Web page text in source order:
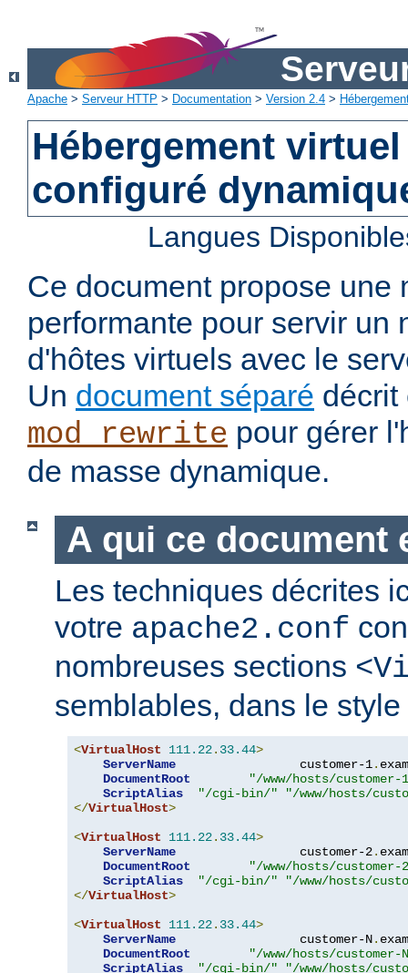
Apache > Serveur HTTP > Documentation > Version 2.4 >
Hébergement
configuré
Langues
Ce document propose une
performante pour servir un
d'hôtes virtuels avec le
Un document séparé décrit
mod_rewrite pour gérer
de masse dynamique.
A qui ce document
Les techniques décrites
votre apache2.conf
nombreuses sections
semblables, dans le style
<VirtualHost 111.22. 33.44>
ServerName
                 customer-1
.
DocumentRoot
"/www/hosts/customer-
ScriptAlias
"/cgi-bin/"
"/www/hosts/
</VirtualHost>
<VirtualHost 111.22. 33.44>
ServerName
                 customer-2
.
DocumentRoot
"/www/hosts/customer-
ScriptAlias
"/cgi-bin/"
"/www/hosts/
</VirtualHost>
<VirtualHost 111.22. 33.44>
ServerName
                 customer-N
.
DocumentRoot
"/www/hosts/customer-
ScriptAlias
"/cgi-bin/"
"/www/hosts/